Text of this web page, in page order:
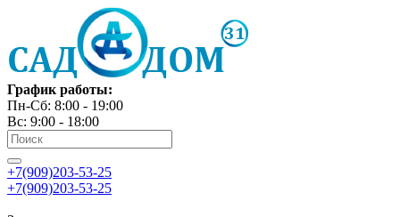
График работы:
Пн-Сб: 8:00 - 19:00
Вс: 9:00 - 18:00
+7(909)203-53-25
+7(909)203-53-25